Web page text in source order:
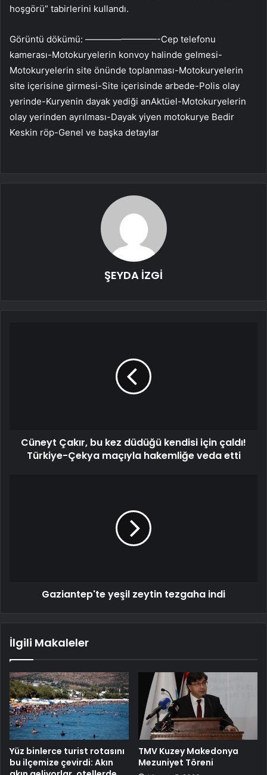
hoşgörü” tabirlerini kullandı.
Görüntü dökümü: ————————-Cep telefonu
kamerası-Motokuryelerin konvoy halinde gelmesi-
Motokuryelerin site önünde toplanması-Motokuryelerin
site içerisine girmesi-Site içerisinde arbede-Polis olay
yerinde-Kuryenin dayak yediği anAktüel-Motokuryelerin
olay yerinden ayrılması-Dayak yiyen motokurye Bedir
Keskin röp-Genel ve başka detaylar
ŞEYDA İZGİ
Cüneyt Çakır, bu kez düdüğü kendisi için çaldı!
Türkiye-Çekya maçıyla hakemliğe veda etti
Gaziantep'te yeşil zeytin tezgaha indi
İlgili Makaleler
Yüz binlerce turist rotasını
bu ilçemize çevirdi: Akın
TMV Kuzey Makedonya
Mezuniyet Töreni